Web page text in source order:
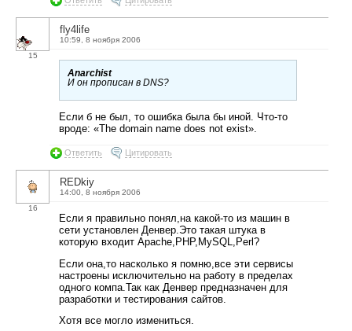
15
fly4life
10:59, 8 ноября 2006
Anarchist
И он прописан в DNS?
Если б не был, то ошибка была бы иной. Что-то
вроде: «The domain name does not exist».
Ответить Цитировать
16
REDkiy
14:00, 8 ноября 2006
Если я правильно понял,на какой-то из машин в
сети установлен Денвер.Это такая штука в
которую входит Apache,PHP,MySQL,Perl?
Если она,то насколько я помню,все эти сервисы
настроены исключительно на работу в пределах
одного компа.Так как Денвер предназначен для
разработки и тестирования сайтов.
Хотя все могло измениться.